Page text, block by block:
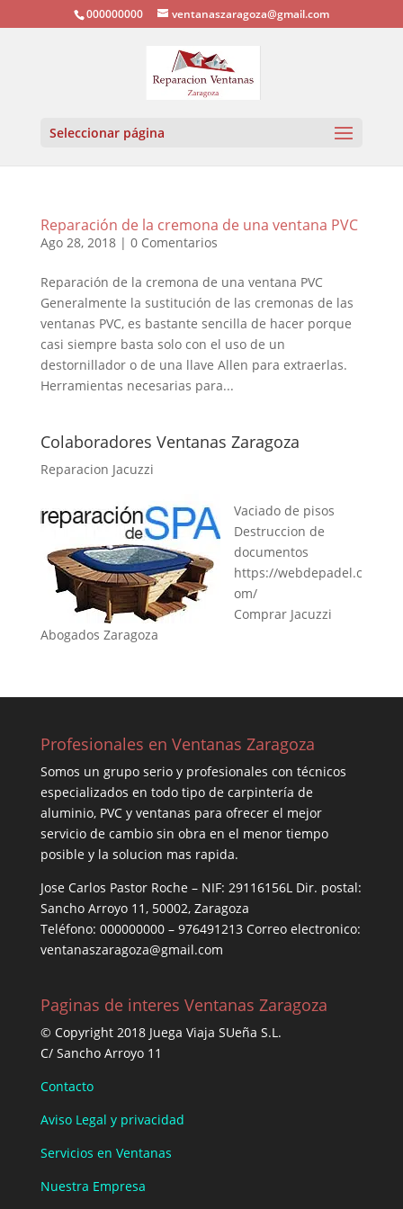
000000000 ventanaszaragoza@gmail.com
Seleccionar página
Reparación de la cremona de una ventana PVC
Ago 28, 2018| 0 Comentarios
Reparación de la cremona de una ventana PVC
Generalmente la sustitución de las cremonas de las
ventanas PVC, es bastante sencilla de hacer porque
casi siempre basta solo con el uso de un
destornillador o de una llave Allen para extraerlas.
Herramientas necesarias para...
Colaboradores Ventanas Zaragoza
Reparacion Jacuzzi
Vaciado de pisos
Destruccion de
documentos
https://webdepadel.c
om/
Comprar Jacuzzi
Abogados Zaragoza
Profesionales en Ventanas Zaragoza
Somos un grupo serio y profesionales con técnicos
especializados en todo tipo de carpintería de
aluminio, PVC y ventanas para ofrecer el mejor
servicio de cambio sin obra en el menor tiempo
posible y la solucion mas rapida.
Jose Carlos Pastor Roche – NIF: 29116156L Dir. postal:
Sancho Arroyo 11, 50002, Zaragoza
Teléfono: 000000000 – 976491213 Correo electronico:
ventanaszaragoza@gmail.com
Paginas de interes Ventanas Zaragoza
© Copyright 2018 Juega Viaja SUeña S.L.
C/ Sancho Arroyo 11
Contacto
Aviso Legal y privacidad
Servicios en Ventanas
Nuestra Empresa